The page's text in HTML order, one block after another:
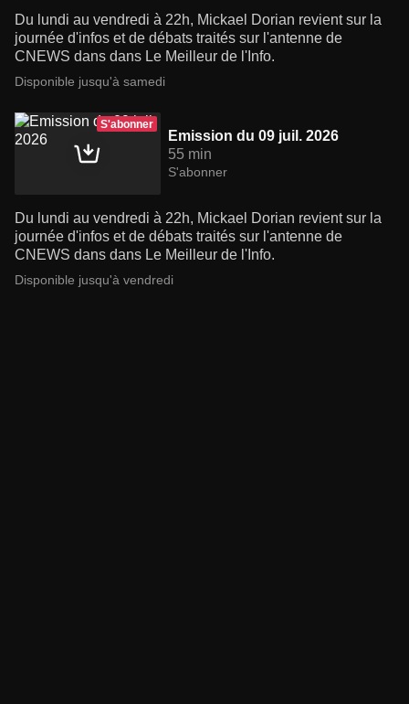
Du lundi au vendredi à 22h, Mickael Dorian revient sur la
journée d'infos et de débats traités sur l'antenne de
CNEWS dans dans Le Meilleur de l'Info.
Disponible jusqu'à samedi
S'abonner
Emission du 09 juil. 2026
55 min
S'abonner
Du lundi au vendredi à 22h, Mickael Dorian revient sur la
journée d'infos et de débats traités sur l'antenne de
CNEWS dans dans Le Meilleur de l'Info.
Disponible jusqu'à vendredi